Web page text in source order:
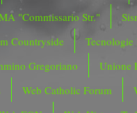
"Commissario Str."
Countryside
Tecnologie
Gregoriano
Unione
Web Catholic Forum